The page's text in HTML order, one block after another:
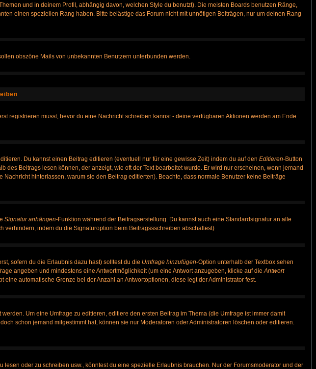
und in deinem Profil, abhängig davon, welchen Style du benutzt). Die meisten Boards benutzen Ränge,
einen speziellen Rang haben. Bitte belästige das Forum nicht mit unnötigen Beiträgen, nur um deinen Rang
obszöne Mails von unbekannten Benutzern unterbunden werden.
registrieren musst, bevor du eine Nachricht schreiben kannst - deine verfügbaren Aktionen werden am Ende
Du kannst einen Beitrag editieren (eventuell nur für eine gewisse Zeit) indem du auf den Editieren-Button
Beitrags lesen können, der anzeigt, wie oft der Text bearbeitet wurde. Er wird nur erscheinen, wenn jemand
hinterlassen, warum sie den Beitrag editierten). Beachte, dass normale Benutzer keine Beiträge
Signatur anhängen-Funktion während der Beitragserstellung. Du kannst auch eine Standardsignatur an alle
verhindern, indem du die Signaturoption beim Beitragssschreiben abschaltest)
sofern du die Erlaubnis dazu hast) solltest du die Umfrage hinzufügen-Option unterhalb der Textbox sehen
angeben und mindestens eine Antwortmöglichkeit (um eine Antwort anzugeben, klicke auf dieAntwort
automatische Grenze bei der Anzahl an Antwortoptionen, diese legt der Administrator fest.
Um eine Umfrage zu editieren, editiere den ersten Beitrag im Thema (die Umfrage ist immer damit
schon jemand mitgestimmt hat, können sie nur Moderatoren oder Administratoren löschen oder editieren.
oder zu schreiben usw., könntest du eine spezielle Erlaubnis brauchen. Nur der Forumsmoderator und der